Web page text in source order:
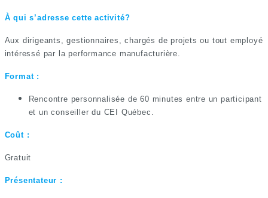
À qui s’adresse cette activité?
Aux dirigeants, gestionnaires, chargés de projets ou tout employé
intéressé par la performance manufacturière.
Format :
Rencontre personnalisée de 60 minutes entre un participant
et un conseiller du CEI Québec.
Coût :
Gratuit
Présentateur :